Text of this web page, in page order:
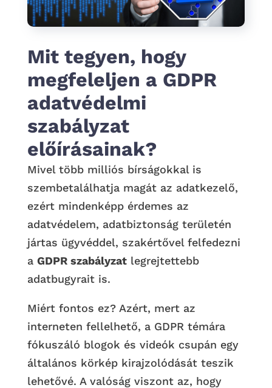
Mit tegyen, hogy
megfeleljen a GDPR
adatvédelmi
szabályzat
előírásainak?
Mivel több milliós bírságokkal is
szembetalálhatja magát az adatkezelő,
ezért mindenképp érdemes az
adatvédelem, adatbiztonság területén
jártas ügyvéddel, szakértővel felfedezni
a GDPR szabályzatlegrejtettebb
adatbugyrait is.
Miért fontos ez? Azért, mert az
interneten fellelhető, a GDPR témára
fókuszáló blogok és videók csupán egy
általános körkép kirajzolódását teszik
lehetővé. A valóság viszont az, hogy